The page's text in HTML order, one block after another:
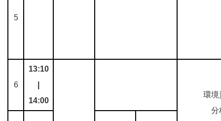
5
6
13:10
14:00
環境
分